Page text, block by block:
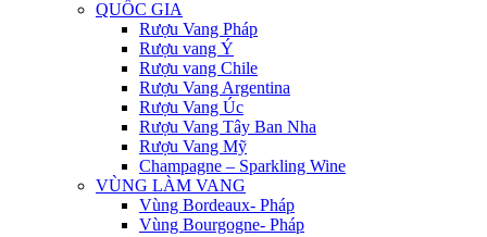
QUỐC GIA
Rượu Vang Pháp
Rượu vang Ý
Rượu vang Chile
Rượu Vang Argentina
Rượu Vang Úc
Rượu Vang Tây Ban Nha
Rượu Vang Mỹ
Champagne – Sparkling Wine
VÙNG LÀM VANG
Vùng Bordeaux- Pháp
Vùng Bourgogne- Pháp